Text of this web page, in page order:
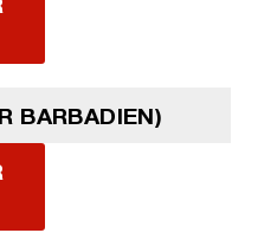
BARBADIEN)